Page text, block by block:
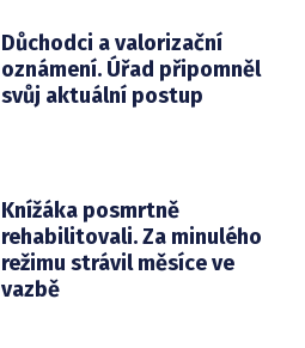
Důchodci a valorizační
oznámení. Úřad připomněl
svůj aktuální postup
Knížáka posmrtně
rehabilitovali. Za minulého
režimu strávil měsíce ve
vazbě